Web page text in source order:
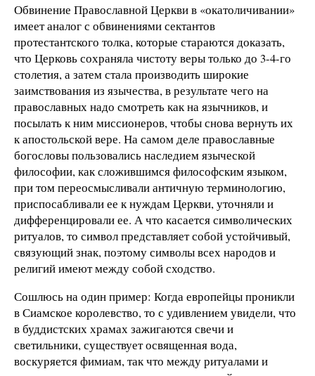
Обвинение Православной Церкви в «окатоличивании»
имеет аналог с обвинениями сектантов
протестантского толка, которые стараются доказать,
что Церковь сохраняла чистоту веры только до 3-4-го
столетия, а затем стала производить широкие
заимствования из язычества, в результате чего на
православных надо смотреть как на язычников, и
посылать к ним миссионеров, чтобы снова вернуть их
к апостольской вере. На самом деле православные
богословы пользовались наследием языческой
философии, как сложившимся философским языком,
при том переосмысливали античную терминологию,
приспосабливали ее к нуждам Церкви, уточняли и
дифференцировали ее. А что касается символических
ритуалов, то символ представляет собой устойчивый,
связующий знак, поэтому символы всех народов и
религий имеют между собой сходство.
Сошлюсь на один пример: Когда европейцы проникли
в Сиамское королевство, то с удивлением увидели, что
в буддистских храмах зажигаются свечи и
светильники, существует освященная вода,
воскуряется фимиам, так что между ритуалами и